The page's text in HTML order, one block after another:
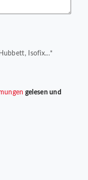
Isofix...*
gelesen und